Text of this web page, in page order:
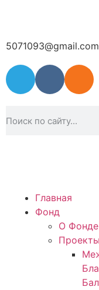
5071093@gmail.com
Главная
Фонд
О Фонде
Бал